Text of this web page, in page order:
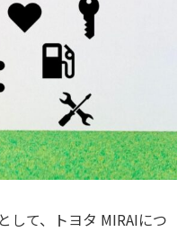
して、トヨタ MIRAIにつ